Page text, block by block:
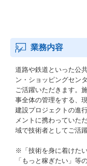
業務内容
道路や鉄道といった公
ン・ショッピングセン
ご活躍いただきます。
事全体の管理をする、
建設プロジェクトの進
メントに携わっていた
域で技術者としてご活
※「技術を身に着けた
「もっと稼ぎたい」等